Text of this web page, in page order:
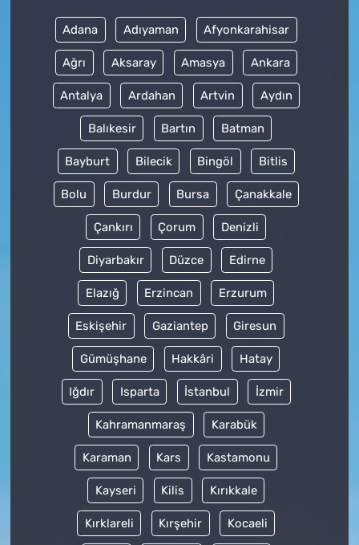
Adana Adıyaman Afyonkarahisar
Ağrı Aksaray Amasya Ankara
Antalya Ardahan Artvin Aydın
Balıkesir Bartın Batman
Bayburt Bilecik Bingöl Bitlis
Bolu Burdur Bursa Çanakkale
Çankırı Çorum Denizli
Diyarbakır Düzce Edirne
Elazığ Erzincan Erzurum
Eskişehir Gaziantep Giresun
Gümüşhane Hakkâri Hatay
Iğdır Isparta İstanbul İzmir
Kahramanmaraş Karabük
Karaman Kars Kastamonu
Kayseri Kilis Kırıkkale
Kırklareli Kırşehir Kocaeli